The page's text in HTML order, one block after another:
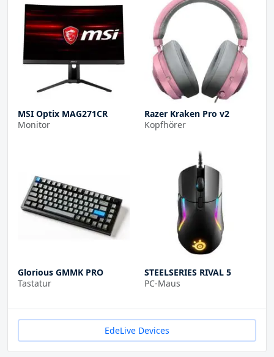
MSI Optix MAG271CR
Monitor
Razer Kraken Pro v2
Kopfhörer
Glorious GMMK PRO
Tastatur
STEELSERIES RIVAL 5
PC-Maus
EdeLive Devices